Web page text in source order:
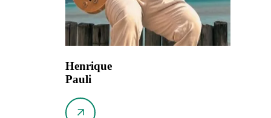
Henrique
Pauli